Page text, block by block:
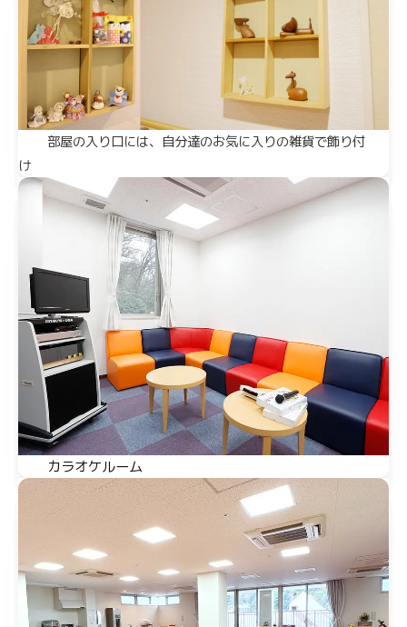
部屋の入り口には、自分達のお気に入りの雑貨で飾り付
け
カラオケルーム